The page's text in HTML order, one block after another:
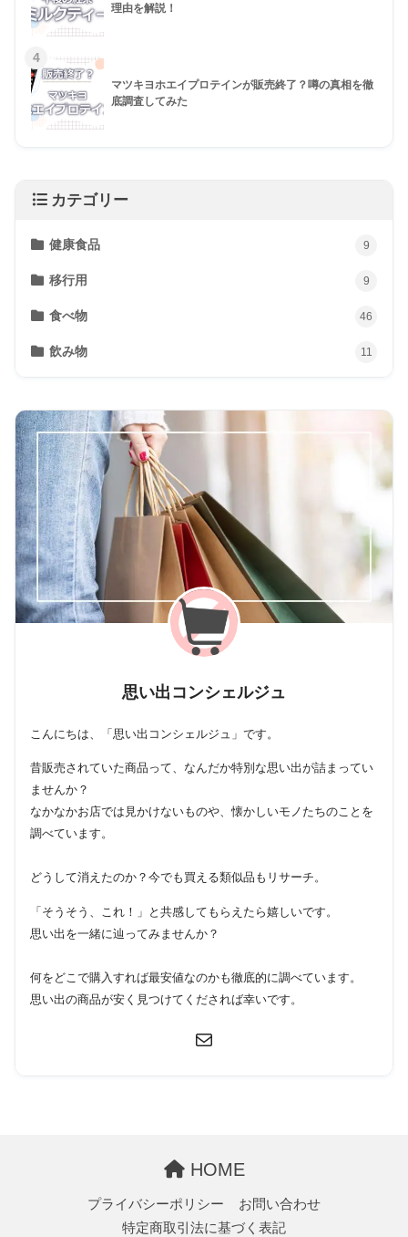
理由を解説！
4
マツキヨホエイプロテインが販売終了？噂の真相を徹
底調査してみた
カテゴリー
健康食品 9
移行用 9
食べ物 46
飲み物 11
思い出コンシェルジュ
こんにちは、「思い出コンシェルジュ」です。
昔販売されていた商品って、なんだか特別な思い出が詰まってい
ませんか？
なかなかお店では見かけないものや、懐かしいモノたちのことを
調べています。
どうして消えたのか？今でも買える類似品もリサーチ。
「そうそう、これ！」と共感してもらえたら嬉しいです。
思い出を一緒に辿ってみませんか？
何をどこで購入すれば最安値なのかも徹底的に調べています。
思い出の商品が安く見つけてくだされば幸いです。
HOME
プライバシーポリシー
お問い合わせ
特定商取引法に基づく表記